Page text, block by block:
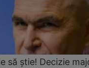
să știe! Decizie